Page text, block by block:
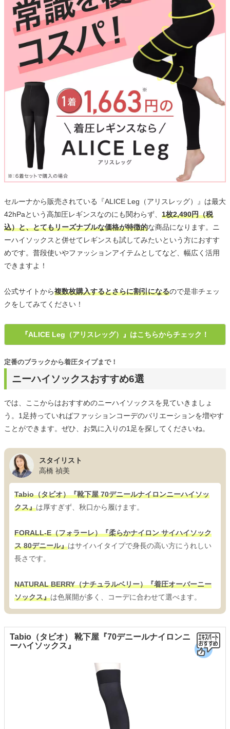
セルーナから販売されている『ALICE Leg（アリスレッグ）』は最大
42hPaという高加圧レギンスなのにも関わらず、 1枚2,490円（税
込）と、とてもリーズナブルな価格が特徴的な商品になります。ニ
ーハイソックスと併せてレギンスも試してみたいという方におすす
めです。普段使いやファッションアイテムとしてなど、幅広く活用
できますよ！
公式サイトから複数枚購入するとさらに割引になるので是非チェッ
クをしてみてください！
『ALICE Leg（アリスレッグ）』はこちらからチェック！
ニーハイソックスおすすめ6選
定番のブラックから着圧タイプまで！
では、ここからはおすすめのニーハイソックスを見ていきましょ
う。1足持っていればファッションコーデのバリエーションを増やす
ことができます。ぜひ、お気に入りの1足を探してくださいね。
スタイリスト
高橋 禎美
Tabio（タビオ）『靴下屋 70デニールナイロンニーハイソッ
クス』は厚すぎず、秋口から履けます。
FORALL-E（フォラーレ）『柔らかナイロン サイハイソック
ス 80デニール』はサイハイタイプで身長の高い方にうれしい
長さです。
NATURAL BERRY（ナチュラルベリー）『着圧オーバーニー
ソックス』は色展開が多く、コーデに合わせて選べます。
Tabio（タビオ） 靴下屋『70デニールナイロンニ
ーハイソックス』